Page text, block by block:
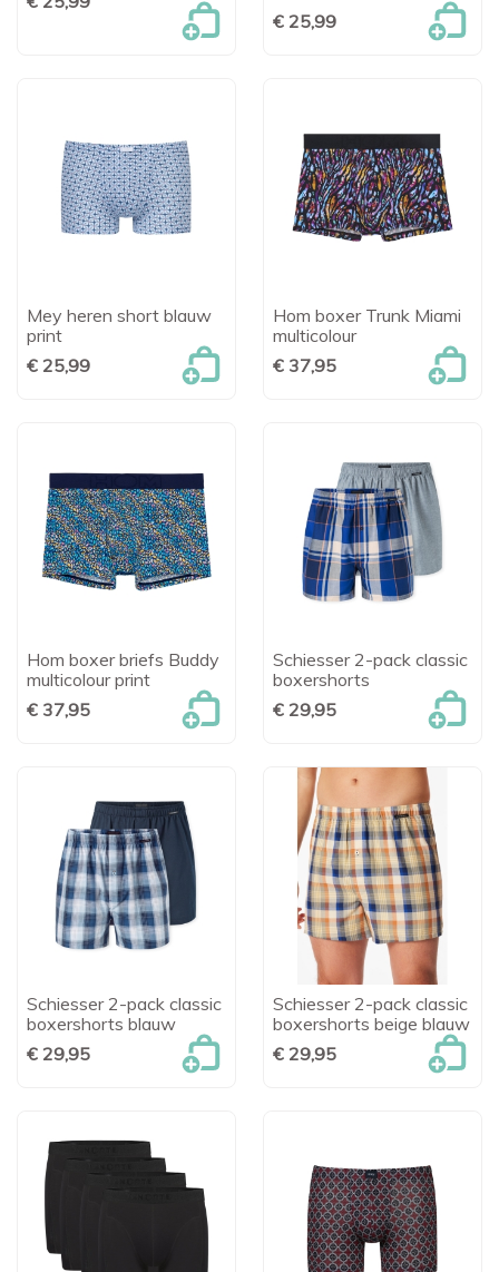
€ 25,99
Mey heren short blauw
print
€ 25,99
Hom boxer Trunk Miami
multicolour
€ 37,95
Hom boxer briefs Buddy
multicolour print
€ 37,95
Schiesser 2-pack classic
boxershorts
€ 29,95
Schiesser 2-pack classic
boxershorts blauw
€ 29,95
Schiesser 2-pack classic
boxershorts beige blauw
€ 29,95